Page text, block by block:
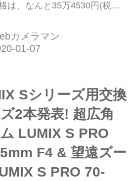
は、なんと35万4530円(税込
掲載され、発売が待たれてい
イズ用Sラインの大口径望遠
殊高分散ガラス「SRレンズ」
。2020年2月14日(金)発売。
カメラマン
Sシリーズ用交換
2本発表! 超広角
LUMIX S PRO
F4 & 望遠ズー
S PRO 70-